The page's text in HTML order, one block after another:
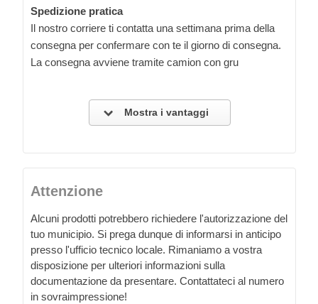
Spedizione pratica
Il nostro corriere ti contatta una settimana prima della
consegna per confermare con te il giorno di consegna.
La consegna avviene tramite camion con gru
Mostra i vantaggi
Attenzione
Alcuni prodotti potrebbero richiedere l'autorizzazione del
tuo municipio. Si prega dunque di informarsi in anticipo
presso l'ufficio tecnico locale. Rimaniamo a vostra
disposizione per ulteriori informazioni sulla
documentazione da presentare. Contattateci al numero
in sovraimpressione!